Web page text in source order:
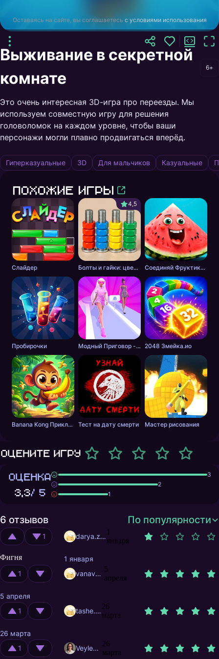
Оставаясь на сайте, вы соглашаетесь с условиями использования
Выживание в секретной
комнате
6+
Это очень интересная 3D-игра про переезды. Мы
используем совместную игру для решения
головоломок на каждом уровне, чтобы ваши
персонажи могли плавно продвигаться вперёд.
Гиперказуальные 3D Для мальчиков Казуальные
Похожие игры
Слайдер
4,5
Болты и гайки: цветная сортировка Соединяй Фруктики: Арбуз в 2048!
Пробирочки Модный Приговор - Одевалки для Девочек 2048 Змейка.ио
Banana Kong Приключение Тест на дату смерти Мастер рисования
Оцените игру
ОЦЕНКА
3,3/ 5
3
2
1
6 отзывов По популярности
1 darya.zhalybina
1
января
Фигня
1 января
1
vanavzhik
5
апреля
5 апреля
1
tashe.en
26
марта
26 марта
1
Veylevas
26
марта